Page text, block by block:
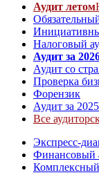
Аудит летом
Налоговый
Аудит за
Аудит со
Проверка
Форензик
Аудит за
Все
Экспресс-
Финансовый
Комплексный